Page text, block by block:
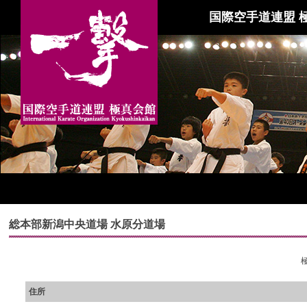
国際空手道連盟
総本部新潟中央道場 水原分道場
住所